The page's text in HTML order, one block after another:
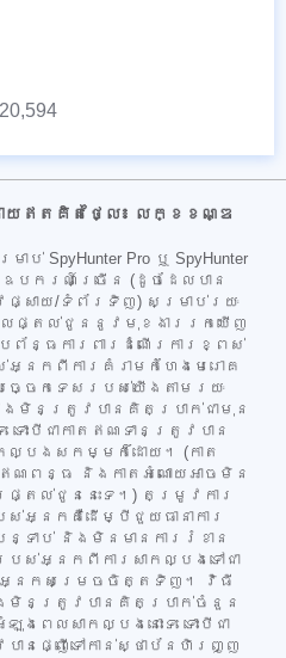
20,594
ដោយឥតគិតថ្លៃ៖ លក្ខខណ្ឌ
ប់ SpyHunter Pro ឬ SpyHunter
បករណ៍ច្រើន (ដូចដែលបាន
សាយ/ទំព័រទិញ) សម្រាប់រយៈ
ែលផ្តល់ជូននូវមុខងាររកឃើញ
ព័ន្ធការពារដំណើរការខ្ពស់
កពីការគំរាមកំហែងមេរោគ
ចេកទេសរបស់យើងតាមរយៈ
នឹងមិនត្រូវបានគិតប្រាក់ជាមុន
ោះបីជាកាតឥណទានត្រូវបាន
កល្បងសកម្មក៏ដោយ។ (កាត
ណពន្ធ និងកាតអំណោយអាចមិន
តល់ជូននេះទេ។) តម្រូវការ
អ្នកគឺដើម្បីជួយធានាការ
ទាប់ និងមិនមានការរំខាន
ស់អ្នកពីការសាកល្បងទៅជា
អ្នកសម្រេចចិត្តទិញ។ វិធី
នត្រូវបានគិតប្រាក់ចំនួន
េលសាកល្បងនោះទេ ទោះបីជា
ានផ្ញើទៅកាន់ស្ថាប័នហិរញ្ញ